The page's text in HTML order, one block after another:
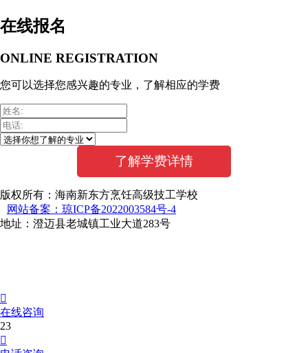
在线报名
ONLINE REGISTRATION
您可以选择您感兴趣的专业，了解相应的学费
版权所有：海南新东方烹饪高级技工学校
网站备案：琼ICP备2022003584号-4
地址：澄迈县老城镇工业大道283号

在线咨询
23
